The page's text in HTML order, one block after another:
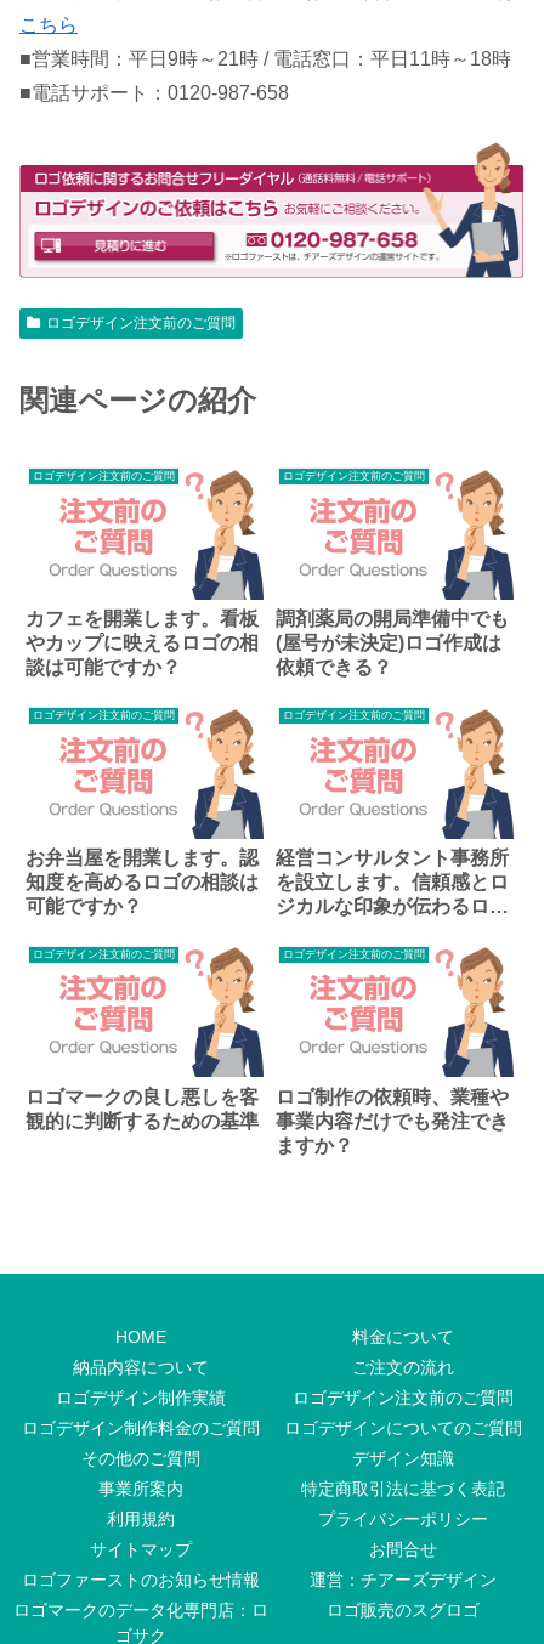
こちら
■営業時間：平日9時～21時 / 電話窓口：平日11時～18時
■電話サポート：0120-987-658
ロゴデザイン注文前のご質問
関連ページの紹介
ロゴデザイン注文前のご質問
カフェを開業します。看板
やカップに映えるロゴの相
談は可能ですか？
ロゴデザイン注文前のご質問
調剤薬局の開局準備中でも
(屋号が未決定)ロゴ作成は
依頼できる？
ロゴデザイン注文前のご質問
お弁当屋を開業します。認
知度を高めるロゴの相談は
可能ですか？
ロゴデザイン注文前のご質問
経営コンサルタント事務所
を設立します。信頼感とロ
ジカルな印象が伝わるロゴ
ロゴデザイン注文前のご質問
ロゴマークの良し悪しを客
観的に判断するための基準
ロゴデザイン注文前のご質問
ロゴ制作の依頼時、業種や
事業内容だけでも発注でき
ますか？
HOME
料金について
納品内容について
ご注文の流れ
ロゴデザイン制作実績
ロゴデザイン注文前のご質問
ロゴデザイン制作料金のご質問
ロゴデザインについてのご質問
その他のご質問
デザイン知識
事業所案内
特定商取引法に基づく表記
利用規約
プライバシーポリシー
サイトマップ
お問合せ
ロゴファーストのお知らせ情報
運営：チアーズデザイン
ロゴマークのデータ化専門店：ロ
ゴサク
ロゴ販売のスグロゴ